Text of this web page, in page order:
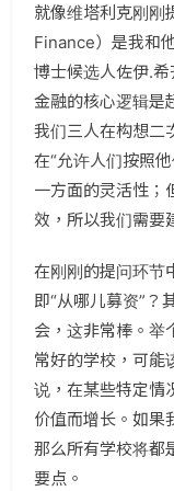
就像维塔利克刚刚
Finance）是我和
博士候选人佐伊.
金融的核心逻辑是
我们三人在构想二
在“允许人们按照
一方面的灵活性；
效，所以我们需要
在刚刚的提问环节
即“从哪儿募资”？
会，这非常棒。举
常好的学校，可能
说，在某些特定情
价值而增长。如果
那么所有学校将都
要点。